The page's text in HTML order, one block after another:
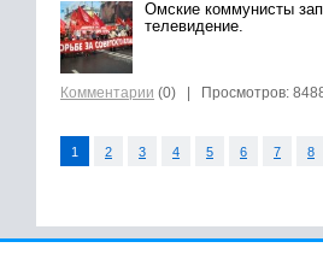
Омские коммунисты
телевидение.
Комментарии (0) | Просмотров:
1 2 3 4 5 6 7 8